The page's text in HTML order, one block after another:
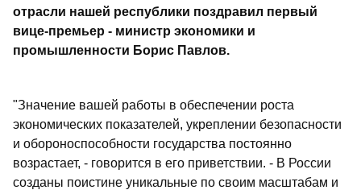
отрасли нашей республики поздравил первый
вице-премьер - министр экономики и
промышленности Борис Павлов.
"Значение вашей работы в обеспечении роста
экономических показателей, укреплении безопасности
и обороноспособности государства постоянно
возрастает, - говорится в его приветствии. - В России
созданы поистине уникальные по своим масштабам и